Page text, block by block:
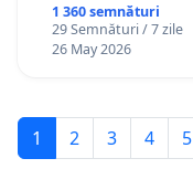
1 360 semnături
29 Semnături / 7 zile
26 May 2026
1 2 3 4 5